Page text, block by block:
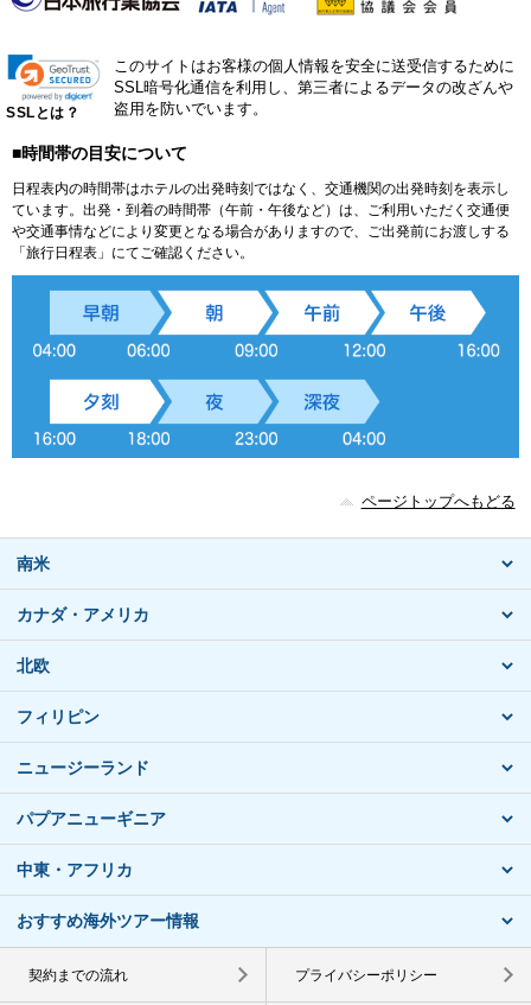
SSLとは？
このサイトはお客様の個人情報を安全に送受信するために
SSL暗号化通信を利用し、第三者によるデータの改ざんや
盗用を防いでいます。
■時間帯の目安について
日程表内の時間帯はホテルの出発時刻ではなく、交通機関の出発時刻を表示し
ています。出発・到着の時間帯（午前・午後など）は、ご利用いただく交通便
や交通事情などにより変更となる場合がありますので、ご出発前にお渡しする
「旅行日程表」にてご確認ください。
ページトップへもどる
南米
カナダ・アメリカ
北欧
フィリピン
ニュージーランド
パプアニューギニア
中東・アフリカ
おすすめ海外ツアー情報
契約までの流れ プライバシーポリシー